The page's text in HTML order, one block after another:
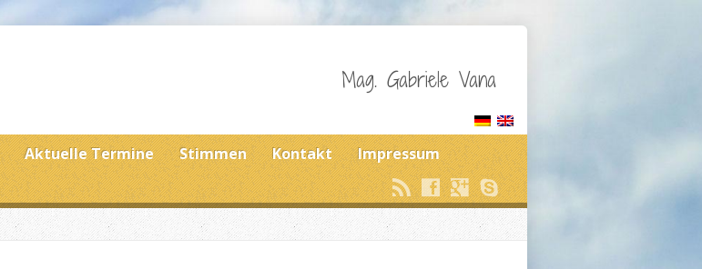
Mag. Gabriele Vana
Aktuelle Termine Stimmen Kontakt Impressum